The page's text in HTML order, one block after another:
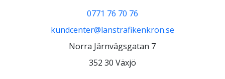
0771 76 70 76
kundcenter@lanstrafikenkron.se
Norra Järnvägsgatan 7
352 30 Växjö